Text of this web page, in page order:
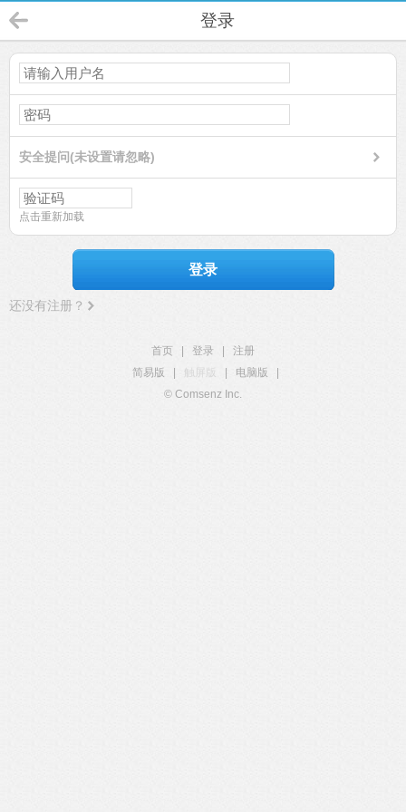
登录
安全提问(未设置请忽略)
点击重新加载
登录
还没有注册？
首页 登录
注册
简易版
触屏版 电脑版
© Comsenz Inc.